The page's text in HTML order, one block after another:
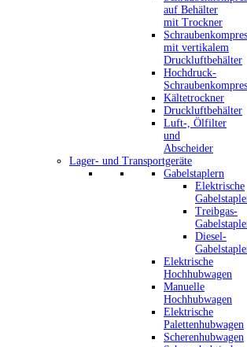
auf Behälter
mit Trockner
mit vertikalem
Druckluftbehälter
Hochdruck-
Kältetrockner
Druckluftbehälter
Luft-, Ölfilter
und
Abscheider
Lager- und Transportgeräte
Gabelstaplern
Elektrische
Treibgas-
Diesel-
Elektrische
Hochhubwagen
Manuelle
Hochhubwagen
Elektrische
Palettenhubwagen
Scherenhubwagen